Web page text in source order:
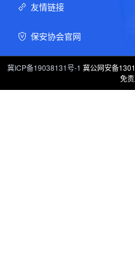
友情链接
保安协会官网
冀ICP备19038131号-1 冀公网安备
免